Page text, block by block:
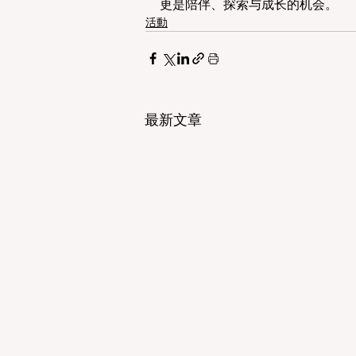
更是陪伴、探索与成长的机会。
活動
最新文章